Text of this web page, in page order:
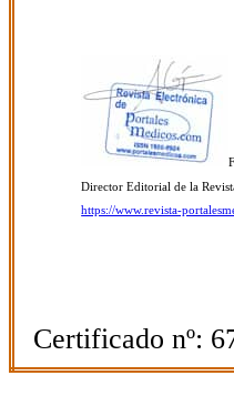
Director Editorial de la
https://www.revista-
Certificado nº: